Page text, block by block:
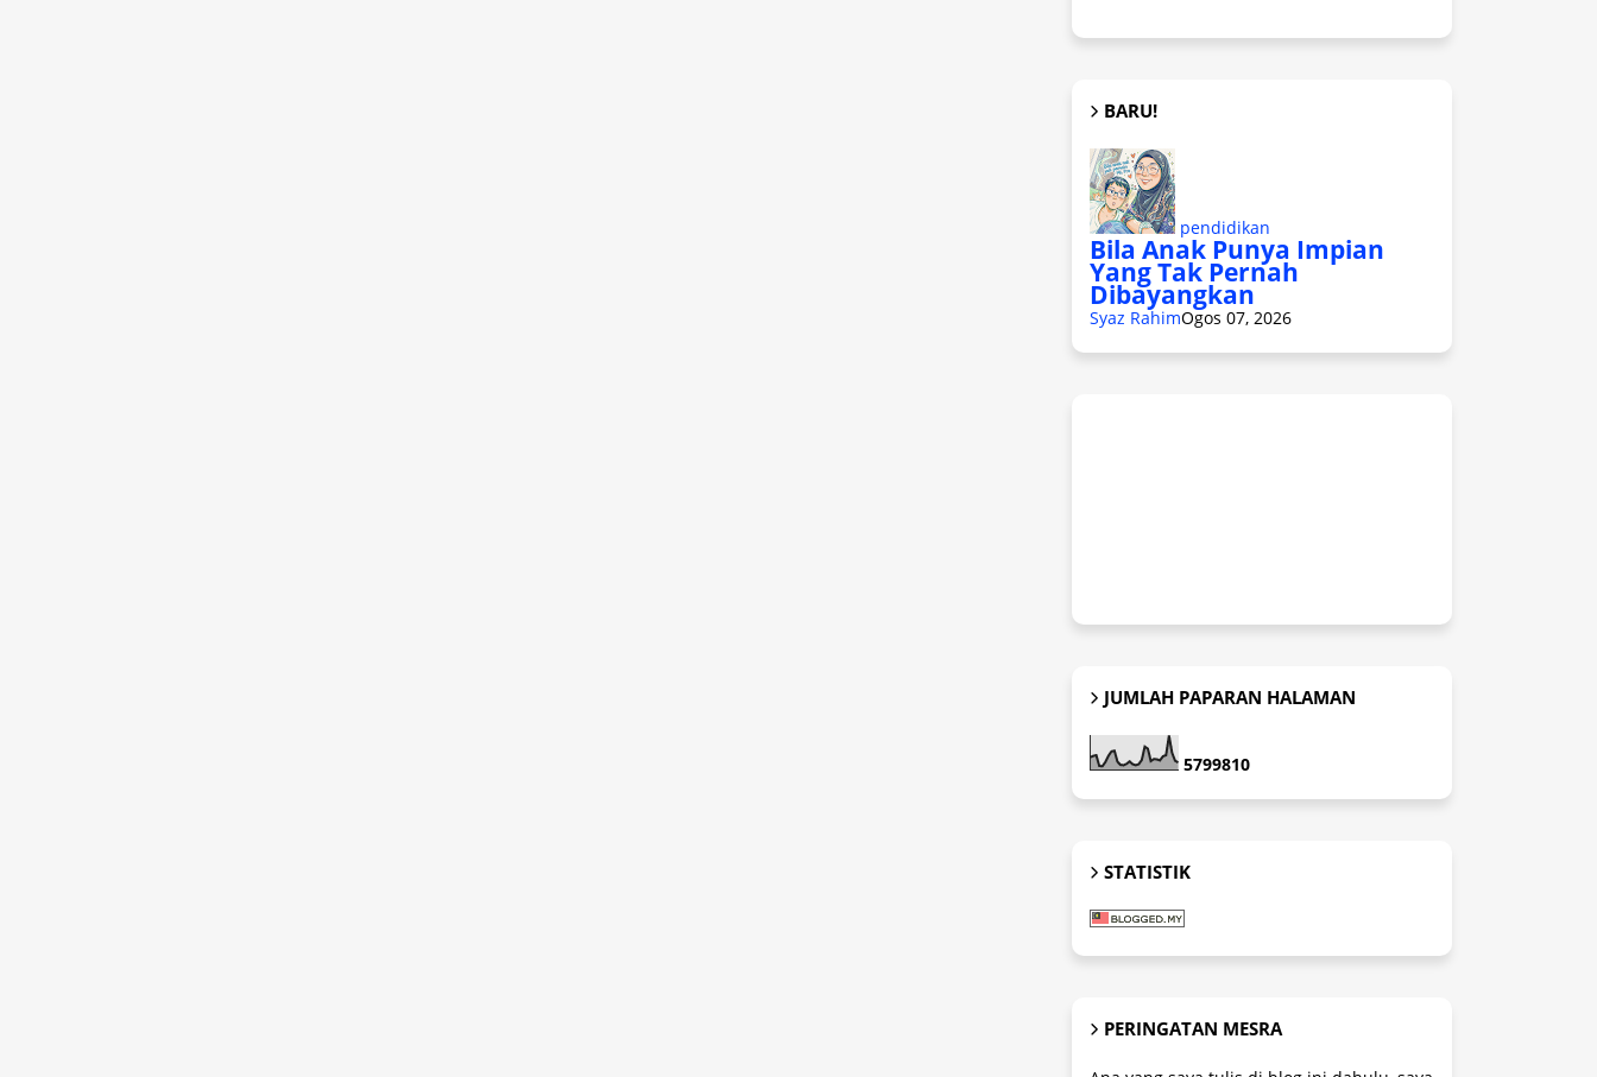
BARU!
pendidikan
Bila Anak Punya Impian
Yang Tak Pernah
Dibayangkan
Syaz RahimOgos 07, 2026
JUMLAH PAPARAN HALAMAN
5799810
STATISTIK
PERINGATAN MESRA